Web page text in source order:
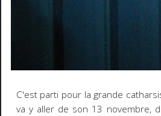
C'est parti pour la grande
va y aller de son 13 novembre,